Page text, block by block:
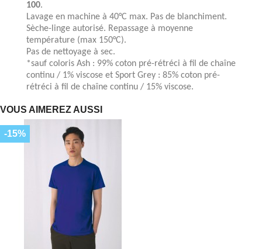
100.
Lavage en machine à 40°C max. Pas de blanchiment.
Sèche-linge autorisé. Repassage à moyenne
température (max 150°C).
Pas de nettoyage à sec.
*sauf coloris Ash : 99% coton pré-rétréci à fil de chaîne
continu / 1% viscose et Sport Grey : 85% coton pré-
rétréci à fil de chaîne continu / 15% viscose.
VOUS AIMEREZ AUSSI
-15%